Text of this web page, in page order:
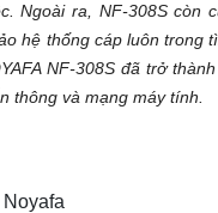
Ngoài ra, NF-308S còn
hệ thống cáp luôn trong
NF-308S đã trở
thông và mạng máy tính.
Noyafa